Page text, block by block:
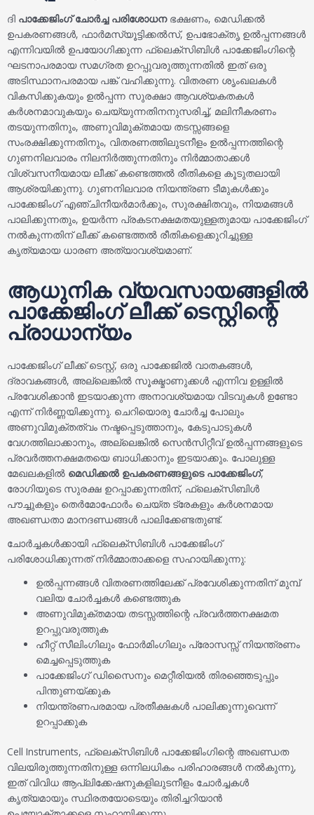
ദി പാക്കേജിംഗ് ചോർച്ച പരിശോധനഭക്ഷണം, മെഡിക്കൽ
ഉപകരണങ്ങൾ, ഫാർമസ്യൂട്ടിക്കൽസ്, ഉപഭോക്തൃ ഉൽപ്പന്നങ്ങൾ
എന്നിവയിൽ ഉപയോഗിക്കുന്ന ഫ്ലെക്സിബിൾ പാക്കേജിംഗിന്റെ
ഘടനാപരമായ സമഗ്രത ഉറപ്പുവരുത്തുന്നതിൽ ഇത് ഒരു
അടിസ്ഥാനപരമായ പങ്ക് വഹിക്കുന്നു. വിതരണ ശൃംഖലകൾ
വികസിക്കുകയും ഉൽപ്പന്ന സുരക്ഷാ ആവശ്യകതകൾ
കർശനമാവുകയും ചെയ്യുന്നതിനനുസരിച്ച്, മലിനീകരണം
തടയുന്നതിനും, അണുവിമുക്തമായ തടസ്സങ്ങളെ
സംരക്ഷിക്കുന്നതിനും, വിതരണത്തിലുടനീളം ഉൽപ്പന്നത്തിന്റെ
ഗുണനിലവാരം നിലനിർത്തുന്നതിനും നിർമ്മാതാക്കൾ
വിശ്വസനീയമായ ലീക്ക് കണ്ടെത്തൽ രീതികളെ കൂടുതലായി
ആശ്രയിക്കുന്നു. ഗുണനിലവാര നിയന്ത്രണ ടീമുകൾക്കും
പാക്കേജിംഗ് എഞ്ചിനീയർമാർക്കും, സുരക്ഷിതവും, നിയമങ്ങൾ
പാലിക്കുന്നതും, ഉയർന്ന പ്രകടനക്ഷമതയുള്ളതുമായ പാക്കേജിംഗ്
നൽകുന്നതിന് ലീക്ക് കണ്ടെത്തൽ രീതികളെക്കുറിച്ചുള്ള
കൃത്യമായ ധാരണ അത്യാവശ്യമാണ്.
ആധുനിക വ്യവസായങ്ങളിൽ
പാക്കേജിംഗ് ലീക്ക് ടെസ്റ്റിന്റെ
പ്രാധാന്യം
പാക്കേജിംഗ് ലീക്ക് ടെസ്റ്റ്, ഒരു പാക്കേജിൽ വാതകങ്ങൾ,
ദ്രാവകങ്ങൾ, അല്ലെങ്കിൽ സൂക്ഷ്മാണുക്കൾ എന്നിവ ഉള്ളിൽ
പ്രവേശിക്കാൻ ഇടയാക്കുന്ന അനാവശ്യമായ വിടവുകൾ ഉണ്ടോ
എന്ന് നിർണ്ണയിക്കുന്നു. ചെറിയൊരു ചോർച്ച പോലും
അണുവിമുക്തത്വം നഷ്ടപ്പെടുത്താനും, കേടുപാടുകൾ
വേഗത്തിലാക്കാനും, അല്ലെങ്കിൽ സെൻസിറ്റീവ് ഉൽപ്പന്നങ്ങളുടെ
പ്രവർത്തനക്ഷമതയെ ബാധിക്കാനും ഇടയാക്കും. പോലുള്ള
മേഖലകളിൽ മെഡിക്കൽ ഉപകരണങ്ങളുടെ പാക്കേജിംഗ്,
രോഗിയുടെ സുരക്ഷ ഉറപ്പാക്കുന്നതിന്, ഫ്ലെക്സിബിൾ
പൗച്ചുകളും തെർമോഫോർം ചെയ്ത ട്രേകളും കർശനമായ
അഖണ്ഡതാ മാനദണ്ഡങ്ങൾ പാലിക്കേണ്ടതുണ്ട്.
ചോർച്ചകൾക്കായി ഫ്ലെക്സിബിൾ പാക്കേജിംഗ്
പരിശോധിക്കുന്നത് നിർമ്മാതാക്കളെ സഹായിക്കുന്നു:
ഉൽപ്പന്നങ്ങൾ വിതരണത്തിലേക്ക് പ്രവേശിക്കുന്നതിന് മുമ്പ്
വലിയ ചോർച്ചകൾ കണ്ടെത്തുക
അണുവിമുക്തമായ തടസ്സത്തിന്റെ പ്രവർത്തനക്ഷമത
ഉറപ്പുവരുത്തുക
ഹീറ്റ് സീലിംഗിലും ഫോർമിംഗിലും പ്രോസസ്സ് നിയന്ത്രണം
മെച്ചപ്പെടുത്തുക
പാക്കേജിംഗ് ഡിസൈനും മെറ്റീരിയൽ തിരഞ്ഞെടുപ്പും
പിന്തുണയ്ക്കുക
നിയന്ത്രണപരമായ പ്രതീക്ഷകൾ പാലിക്കുന്നുവെന്ന്
ഉറപ്പാക്കുക
Cell Instruments, ഫ്ലെക്സിബിൾ പാക്കേജിംഗിന്റെ അഖണ്ഡത
വിലയിരുത്തുന്നതിനുള്ള ഒന്നിലധികം പരിഹാരങ്ങൾ നൽകുന്നു,
ഇത് വിവിധ ആപ്ലിക്കേഷനുകളിലുടനീളം ചോർച്ചകൾ
കൃത്യമായും സ്ഥിരതയോടെയും തിരിച്ചറിയാൻ